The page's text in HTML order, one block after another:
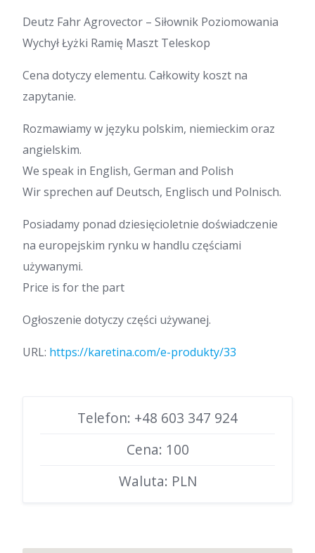
Deutz Fahr Agrovector – Siłownik Poziomowania
Wychył Łyżki Ramię Maszt Teleskop
Cena dotyczy elementu. Całkowity koszt na
zapytanie.
Rozmawiamy w języku polskim, niemieckim oraz
angielskim.
We speak in English, German and Polish
Wir sprechen auf Deutsch, Englisch und Polnisch.
Posiadamy ponad dziesięcioletnie doświadczenie
na europejskim rynku w handlu częściami
używanymi.
Price is for the part
Ogłoszenie dotyczy części używanej.
URL: https://karetina.com/e-produkty/33
Telefon: +48 603 347 924
Cena: 100
Waluta: PLN